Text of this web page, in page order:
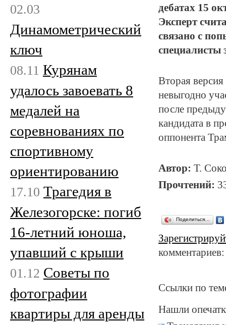
дебатах 15
Эксперт
связано с
специалисты
Вторая
невыгодно
после
кандидата в
оппонента
Автор: Т.
Прочтений:
Поделиться…
Ссылки по
Нашли
02.03
Динамометрический
ключ
08.11 Курянам
удалось завоевать 8
медалей на
соревнованиях по
спортивному
ориентированию
17.10 Трагедия в
Железогорске: погиб
16-летний юноша,
упавший с крыши
01.12 Советы по
фотографии
квартиры для аренды